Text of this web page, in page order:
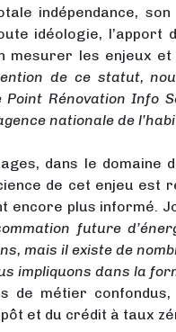
indépendance,
idéologie, l’apport
mesurer les enjeux
de ce statut,
Rénovation Info
nationale de
dans le domaine
de cet enjeu est
plus informé.
future
mais il existe de
impliquons dans la
de métier
et du crédit à taux